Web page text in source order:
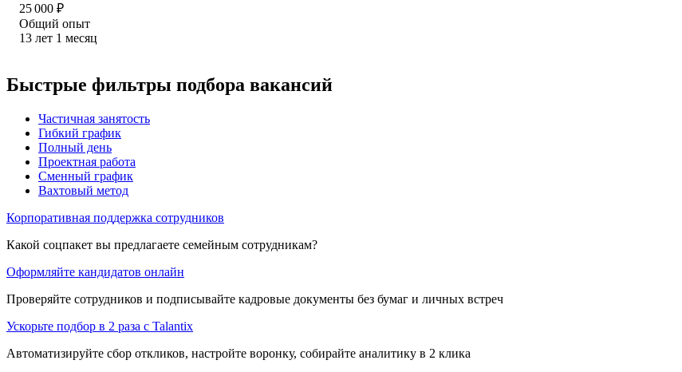
25 000 ₽
Общий опыт
13 лет 1 месяц
Быстрые фильтры подбора вакансий
Частичная занятость
Гибкий график
Полный день
Проектная работа
Сменный график
Вахтовый метод
Корпоративная поддержка сотрудников
Какой соцпакет вы предлагаете семейным сотрудникам?
Оформляйте кандидатов онлайн
Проверяйте сотрудников и подписывайте кадровые документы без бумаг и личных встреч
Ускорьте подбор в 2 раза с Talantix
Автоматизируйте сбор откликов, настройте воронку, собирайте аналитику в 2 клика